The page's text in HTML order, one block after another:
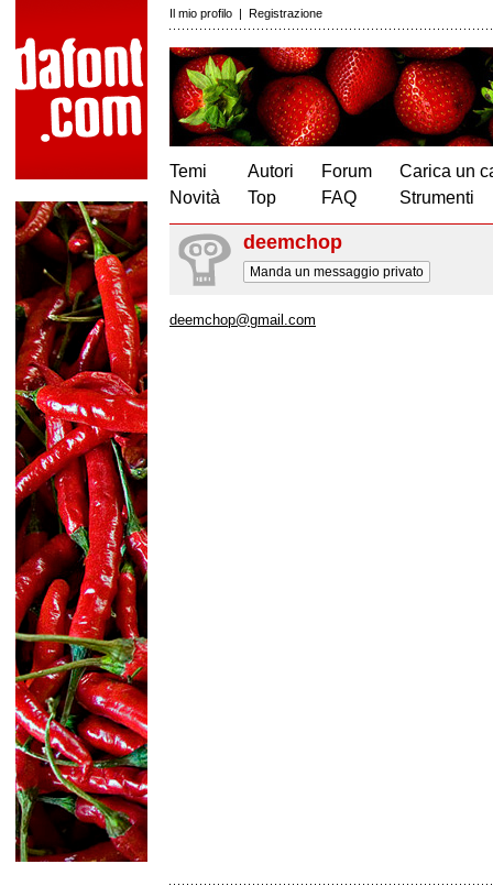
Il mio profilo | Registrazione
Temi
Novità
Autori
Top
Forum
FAQ
Carica un
Strumenti
deemchop
Manda un messaggio privato
deemchop@gmail.com